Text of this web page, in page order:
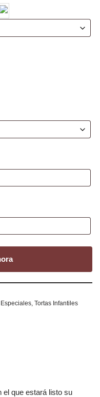
Tortas Infantiles
el que estará listo su